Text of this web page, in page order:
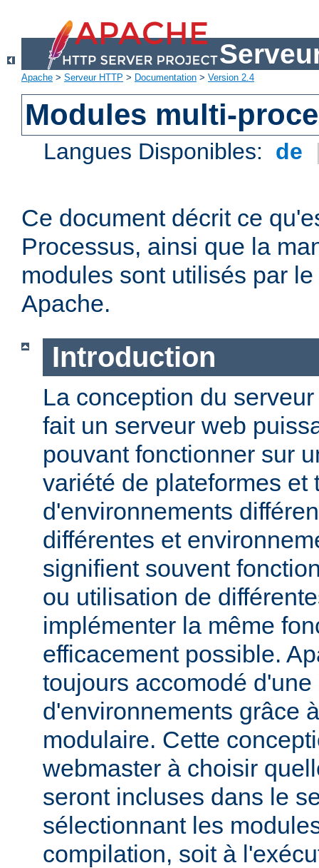
Apache > Serveur HTTP > Documentation > Version 2.4
Modules multi-
Langues Disponibles: de
Ce document décrit ce
Processus, ainsi que la
modules sont utilisés par
Apache.
Introduction
La conception du
fait un serveur web
pouvant fonctionner sur
variété de plateformes et
d'environnements
différentes et
signifient souvent
ou utilisation de
implémenter la même
efficacement possible.
toujours accomodé
d'environnements grâce
modulaire. Cette
webmaster à choisir
seront incluses dans le
sélectionnant les
compilation, soit à